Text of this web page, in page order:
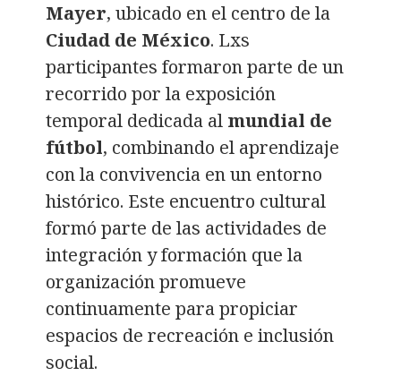
Mayer, ubicado en el centro de la
Ciudad de México. Lxs
participantes formaron parte de un
recorrido por la exposición
temporal dedicada al mundial de
fútbol, combinando el aprendizaje
con la convivencia en un entorno
histórico. Este encuentro cultural
formó parte de las actividades de
integración y formación que la
organización promueve
continuamente para propiciar
espacios de recreación e inclusión
social.